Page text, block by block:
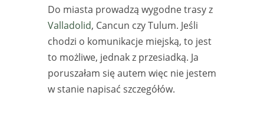
Do miasta prowadzą wygodne trasy z
Valladolid, Cancun czy Tulum. Jeśli
chodzi o komunikacje miejską, to jest
to możliwe, jednak z przesiadką. Ja
poruszałam się autem więc nie jestem
w stanie napisać szczegółów.